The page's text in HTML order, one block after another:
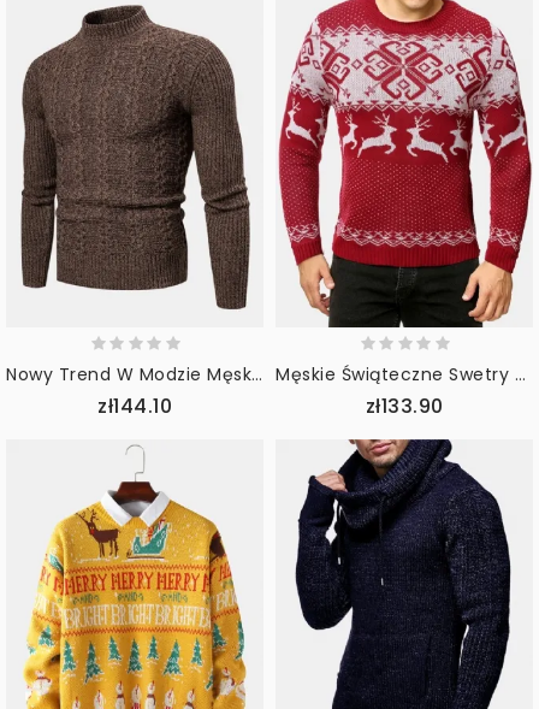
Nowy Trend W Modzie Męskiej Skręcone Swetry Z Długimi Rękawami
zł144.10
Męskie Świąteczne Swetry W Stylu Łosia Z Okrągłym Dekoltem I Długim Rękawem Ciepłe Dzianinowe Swetry
zł133.90